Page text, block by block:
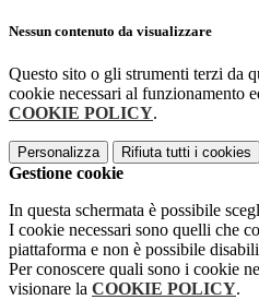
Nessun contenuto da visualizzare
Questo sito o gli strumenti terzi da
cookie necessari al funzionamento
COOKIE POLICY.
Personalizza Rifiuta tutti i cookies
Gestione cookie
In questa schermata è possibile
I cookie necessari sono quelli che
piattaforma e non è possibile
Per conoscere quali sono i cookie
visionare la COOKIE POLICY.